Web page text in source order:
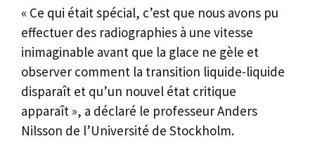
« Ce qui était spécial, c’est que nous avons pu
effectuer des radiographies à une vitesse
inimaginable avant que la glace ne gèle et
observer comment la transition liquide-liquide
disparaît et qu’un nouvel état critique
apparaît », a déclaré le professeur Anders
Nilsson de l’Université de Stockholm.